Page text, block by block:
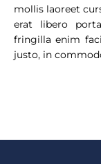
mollis laoreet
erat libero
fringilla enim
justo, in